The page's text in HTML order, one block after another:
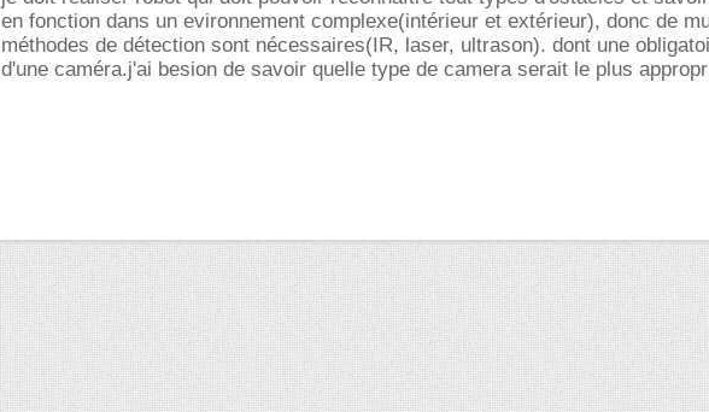
en fonction dans un evironnement complexe(intérieur et extérieur), donc de
méthodes de détection sont nécessaires(IR, laser, ultrason). dont une
d'une caméra.j'ai besion de savoir quelle type de camera serait le plus